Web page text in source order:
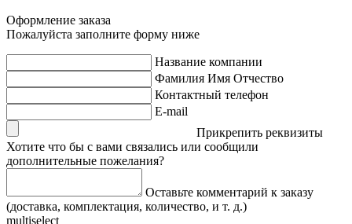
Оформление заказа
Пожалуйста заполните форму ниже
Название компании
Фамилия Имя Отчество
Контактный телефон
E-mail
Прикрепить реквизиты
Хотите что бы с вами связались или сообщили
дополнительные пожелания?
Оставьте комментарий к заказу
(доставка, комплектация, количество, и т. д.)
multiselect